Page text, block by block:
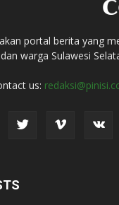
portal berita yang
warga Sulawesi
us: